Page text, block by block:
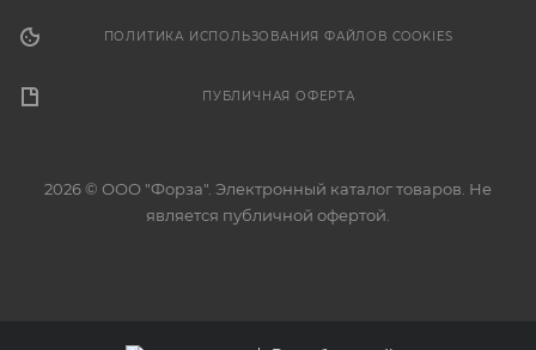
ПОЛИТИКА ИСПОЛЬЗОВАНИЯ ФАЙЛОВ COOKIES
ПУБЛИЧНАЯ ОФЕРТА
2026 © ООО "Форза". Электронный каталог товаров. Не
является публичной офертой.